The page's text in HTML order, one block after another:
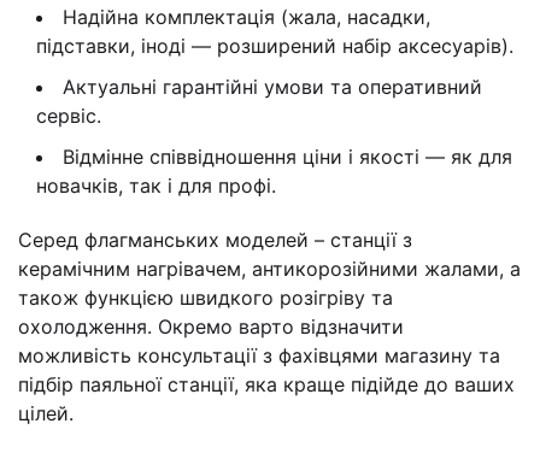
Надійна комплектація (жала, насадки,
підставки, іноді — розширений набір аксесуарів).
Актуальні гарантійні умови та оперативний
сервіс.
Відмінне співвідношення ціни і якості — як для
новачків, так і для профі.
Серед флагманських моделей – станції з
керамічним нагрівачем, антикорозійними жалами, а
також функцією швидкого розігріву та
охолодження. Окремо варто відзначити
можливість консультації з фахівцями магазину та
підбір паяльної станції, яка краще підійде до ваших
цілей.